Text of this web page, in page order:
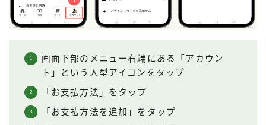
画面下部のメニュー右端にある「アカウン
ト」という人型アイコンをタップ
「お支払方法」をタップ
「お支払方法を追加」をタップ